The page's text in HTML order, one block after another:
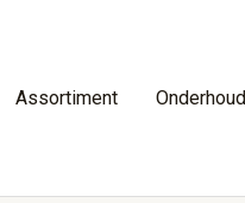
Assortiment Onderhoud